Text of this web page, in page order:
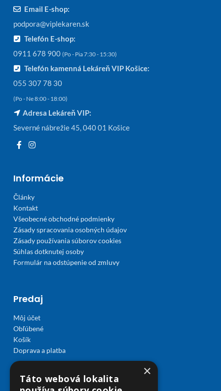
Email E-shop:
podpora@viplekaren.sk
Telefón E-shop:
0911 678 900 (Po - Pia 7:30 - 15:30)
Telefón kamenná Lekáreň VIP Košice:
055 307 78 30
(Po - Ne 8:00 - 18:00)
Adresa Lekáreň VIP:
Severné nábrežie 45, 040 01 Košice
Informácie
Články
Kontakt
Všeobecné obchodné podmienky
Zásady spracovania osobných údajov
Zásady používania súborov cookies
Súhlas dotknutej osoby
Formulár na odstúpenie od zmluvy
Predaj
Môj účet
Obľúbené
Košík
Doprava a platba
×
Táto webová lokalita